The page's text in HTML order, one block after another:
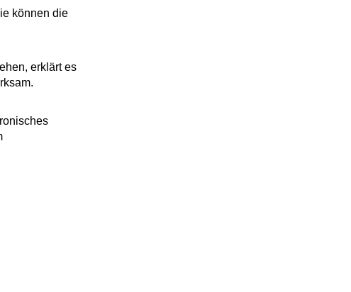
können die
erklärt es